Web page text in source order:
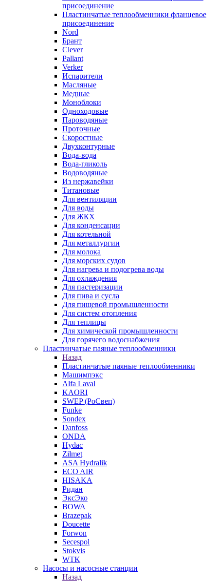
присоединение
Пластинчатые теплообменники фланцевое
присоединение
Nord
Брант
Clever
Pallant
Verker
Испарители
Масляные
Медные
Моноблоки
Одноходовые
Пароводяные
Проточные
Скоростные
Двухконтурные
Вода-вода
Вода-гликоль
Водоводяные
Из нержавейки
Титановые
Для вентиляции
Для воды
Для ЖКХ
Для конденсации
Для котельной
Для металлургии
Для молока
Для морских судов
Для нагрева и подогрева воды
Для охлаждения
Для пастеризации
Для пива и сусла
Для пищевой промышленности
Для систем отопления
Для теплицы
Для химической промышленности
Для горячего водоснабжения
Пластинчатые паяные теплообменники
Назад
Пластинчатые паяные теплообменники
Машимпэкс
Alfa Laval
KAORI
SWEP (РоСвеп)
Funke
Sondex
Danfoss
ONDA
Hydac
Zilmet
ASA Hydralik
ECO AIR
HISAKA
Ридан
ЭксЭко
BOWA
Brazepak
Doucette
Forwon
Secespol
Stokvis
WTK
Насосы и насосные станции
Назад